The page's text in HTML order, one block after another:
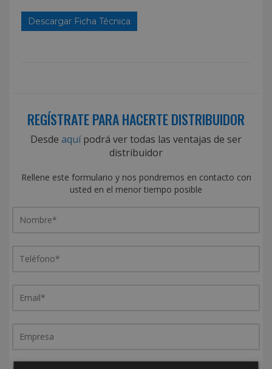
Descargar Ficha Técnica
REGÍSTRATE PARA HACERTE DISTRIBUIDOR
Desde aquípodrá ver todas las ventajas de ser
distribuidor
Rellene este formulario y nos pondremos en contacto con
usted en el menor tiempo posible